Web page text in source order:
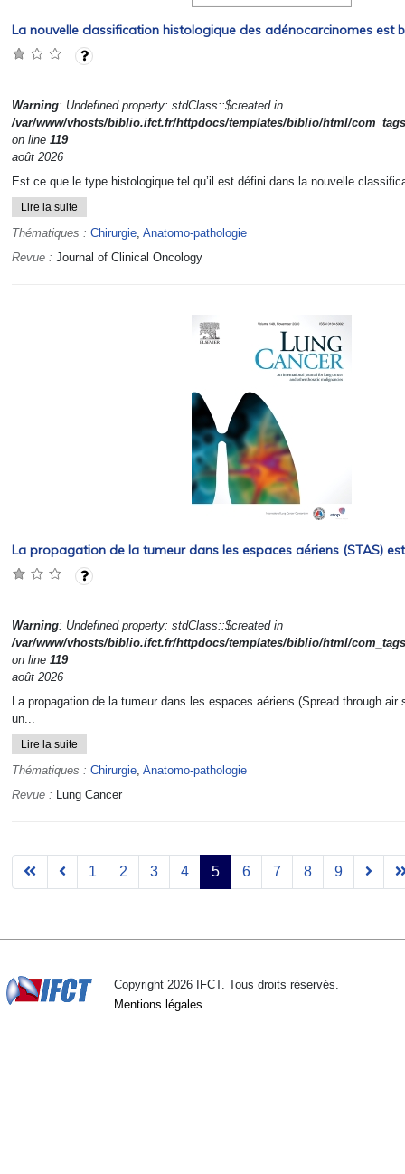
La nouvelle classification histologique des adénocarcinomes est
Warning: Undefined property: stdClass::$created in
/var/www/vhosts/biblio.ifct.fr/httpdocs/templates/biblio/html/
on line 119
août 2026
Est ce que le type histologique tel qu’il est défini dans la nouvelle
Lire la suite
Thématiques : Chirurgie, Anatomo-pathologie
Revue : Journal of Clinical Oncology
La propagation de la tumeur dans les espaces aériens (STAS)
Warning: Undefined property: stdClass::$created in
/var/www/vhosts/biblio.ifct.fr/httpdocs/templates/biblio/html/
on line 119
août 2026
La propagation de la tumeur dans les espaces aériens (Spread through air
un...
Lire la suite
Thématiques : Chirurgie, Anatomo-pathologie
Revue : Lung Cancer
Page 5 sur 9
1 2 3 4 5 6 7 8 9
Copyright 2026 IFCT. Tous droits réservés.
Mentions légales